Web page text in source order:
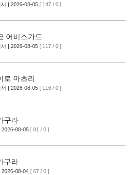
| 2026-08-05 [ 147 / 0 ]
어비스가드
| 2026-08-05 [ 117 / 0 ]
로 마츠리
| 2026-08-05 [ 116 / 0 ]
구라
2026-08-05 [ 81 / 0 ]
구라
2026-08-04 [ 67 / 0 ]